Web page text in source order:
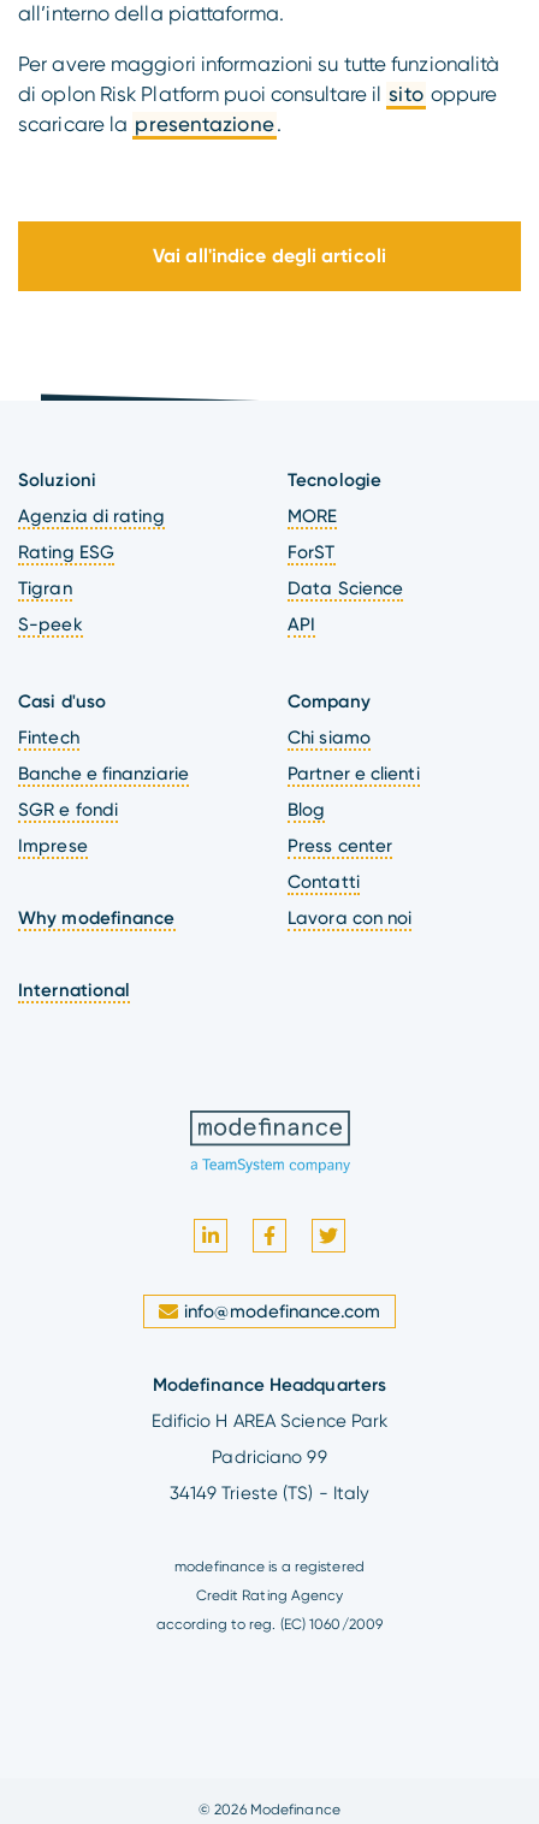
all’interno della piattaforma.
Per avere maggiori informazioni su tutte funzionalità
di oplon Risk Platform puoi consultare il sito oppure
scaricare la presentazione.
Vai all'indice degli articoli
Soluzioni
Agenzia di rating
Rating ESG
Tigran
S-peek
Tecnologie
MORE
ForST
Data Science
API
Casi d'uso
Fintech
Banche e finanziarie
SGR e fondi
Imprese
Why modefinance
International
Company
Chi siamo
Partner e clienti
Blog
Press center
Contatti
Lavora con noi
info@modefinance.com
Modefinance Headquarters
Edificio H AREA Science Park
Padriciano 99
34149 Trieste (TS) - Italy
modefinance is a registered
Credit Rating Agency
according to reg. (EC) 1060/2009
© 2026 Modefinance